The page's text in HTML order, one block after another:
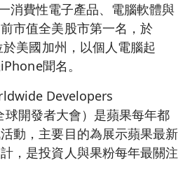
消費性電子產品、電腦軟體與
市值全美股市第一名，於
美國加州，以個人電腦起
聞名。
Developers
開發者大會）是蘋果每年都
動，主要目的為展示蘋果最新
，是投資人與果粉每年最關注